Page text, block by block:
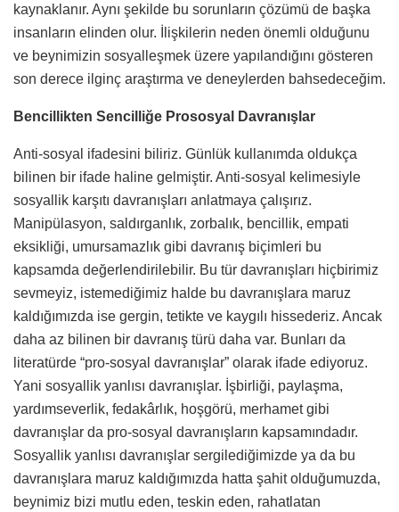
kaynaklanır. Aynı şekilde bu sorunların çözümü de başka
insanların elinden olur. İlişkilerin neden önemli olduğunu
ve beynimizin sosyalleşmek üzere yapılandığını gösteren
son derece ilginç araştırma ve deneylerden bahsedeceğim.
Bencillikten Sencilliğe Prososyal Davranışlar
Anti-sosyal ifadesini biliriz. Günlük kullanımda oldukça
bilinen bir ifade haline gelmiştir. Anti-sosyal kelimesiyle
sosyallik karşıtı davranışları anlatmaya çalışırız.
Manipülasyon, saldırganlık, zorbalık, bencillik, empati
eksikliği, umursamazlık gibi davranış biçimleri bu
kapsamda değerlendirilebilir. Bu tür davranışları hiçbirimiz
sevmeyiz, istemediğimiz halde bu davranışlara maruz
kaldığımızda ise gergin, tetikte ve kaygılı hissederiz. Ancak
daha az bilinen bir davranış türü daha var. Bunları da
literatürde “pro-sosyal davranışlar” olarak ifade ediyoruz.
Yani sosyallik yanlısı davranışlar. İşbirliği, paylaşma,
yardımseverlik, fedakârlık, hoşgörü, merhamet gibi
davranışlar da pro-sosyal davranışların kapsamındadır.
Sosyallik yanlısı davranışlar sergilediğimizde ya da bu
davranışlara maruz kaldığımızda hatta şahit olduğumuzda,
beynimiz bizi mutlu eden, teskin eden, rahatlatan